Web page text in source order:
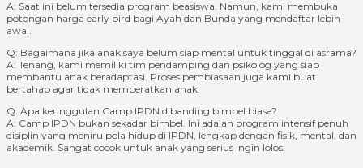
A: Saat ini belum tersedia program beasiswa. Namun, kami membuka
potongan harga early bird bagi Ayah dan Bunda yang mendaftar lebih
awal.
Q: Bagaimana jika anak saya belum siap mental untuk tinggal di asrama?
A: Tenang, kami memiliki tim pendamping dan psikolog yang siap
membantu anak beradaptasi. Proses pembiasaan juga kami buat
bertahap agar tidak memberatkan anak.
Q: Apa keunggulan Camp IPDN dibanding bimbel biasa?
A: Camp IPDN bukan sekadar bimbel. Ini adalah program intensif penuh
disiplin yang meniru pola hidup di IPDN, lengkap dengan fisik, mental, dan
akademik. Sangat cocok untuk anak yang serius ingin lolos.